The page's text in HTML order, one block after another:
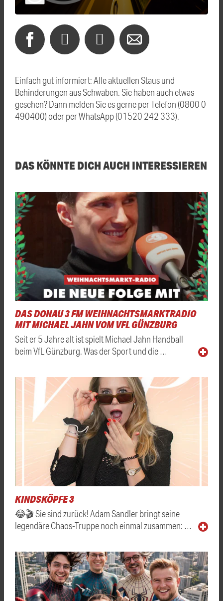
Einfach gut informiert: Alle aktuellen Staus und
Behinderungen aus Schwaben. Sie haben auch etwas
gesehen? Dann melden Sie es gerne per Telefon (0800 0
490400) oder per WhatsApp (01520 242 333).
DAS KÖNNTE DICH AUCH INTERESSIEREN
DAS DONAU 3 FM WEIHNACHTSMARKTRADIO
MIT MICHAEL JAHN VOM VFL GÜNZBURG
Seit er 5 Jahre alt ist spielt Michael Jahn Handball
beim VfL Günzburg. Was der Sport und die …
KINDSKÖPFE 3
😂🎬 Sie sind zurück! Adam Sandler bringt seine
legendäre Chaos-Truppe noch einmal zusammen: …